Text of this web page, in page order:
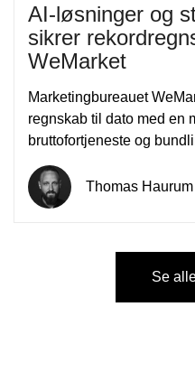
AI-løsninger og
sikrer
WeMarket
Marketingbureauet
regnskab til dato med en
bruttofortjeneste og
Thomas Haurum
Se